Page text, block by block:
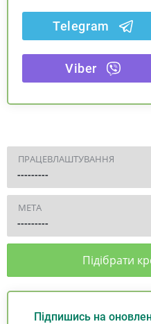
Telegram
Viber
ПРАЦЕВЛАШТУВАННЯ
МЕТА
Підібрати
Підпишись на